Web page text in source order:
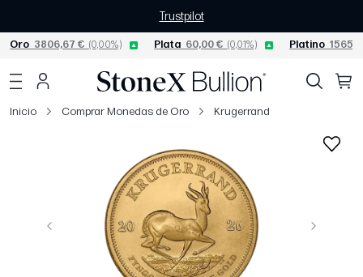
Trustpilot
Oro 3806,67 € (0,00%) Plata 60,00 € (0,01%) Platino
Inicio Comprar Monedas de Oro Krugerrand
Página anterior Siguiente